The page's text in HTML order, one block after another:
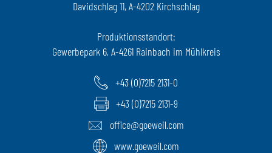
Davidschlag 11, A-4202 Kirchschlag
Produktionsstandort:
Gewerbepark 6, A-4261 Rainbach im Mühlkreis
+43 (0)7215 2131-0
+43 (0)7215 2131-9
office@goeweil.com
www.goeweil.com